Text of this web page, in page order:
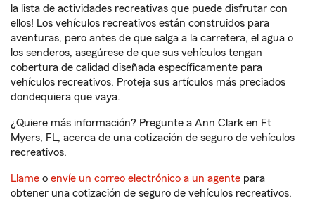
la lista de actividades recreativas que puede disfrutar con
ellos! Los vehículos recreativos están construidos para
aventuras, pero antes de que salga a la carretera, el agua o
los senderos, asegúrese de que sus vehículos tengan
cobertura de calidad diseñada específicamente para
vehículos recreativos. Proteja sus artículos más preciados
dondequiera que vaya.
¿Quiere más información? Pregunte a Ann Clark en Ft
Myers, FL, acerca de una cotización de seguro de vehículos
recreativos.
Llame o envíe un correo electrónico a un agente para
obtener una cotización de seguro de vehículos recreativos.